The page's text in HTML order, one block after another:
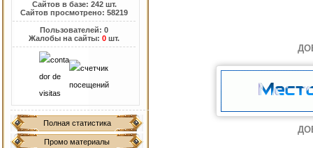
Сайтов в базе: 242 шт.
Сайтов просмотрено: 58219
Пользователей: 0
Жалобы на сайты:0 шт.
Полная статистика
Промо материалы